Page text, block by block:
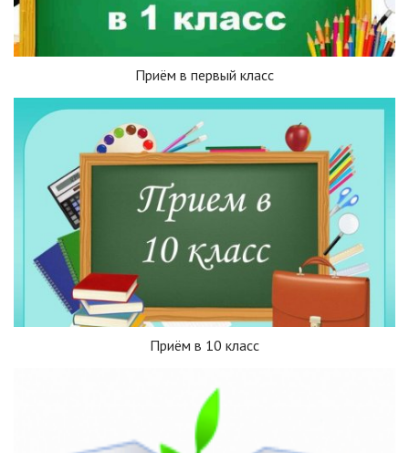
Приём в первый класс
Приём в 10 класс